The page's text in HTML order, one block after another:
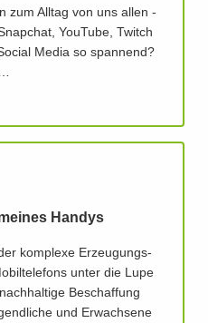
zum Alltag von uns allen -
YouTube, Twitch
Media so spannend?
Handys
komplexe Erzeugungs-
unter die Lupe
Beschaffung
und Erwachsene